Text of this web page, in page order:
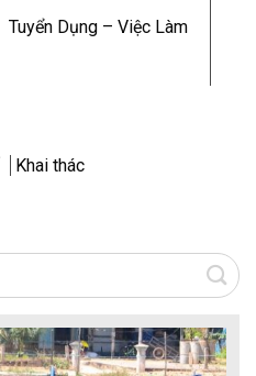
Tuyển Dụng – Việc Làm
Khai thác